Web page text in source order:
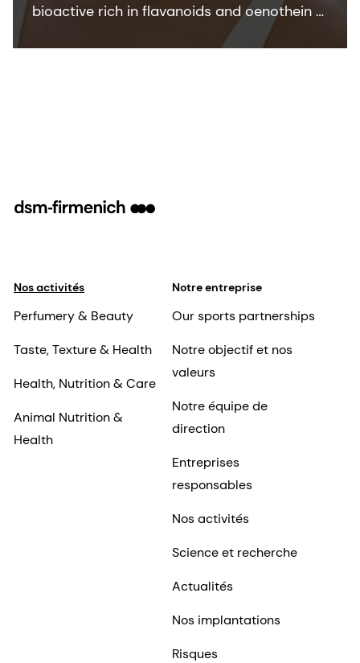
bioactive rich in flavanoids and oenothein B
- key compounds that show sebum-
Nos activités
Perfumery & Beauty
Taste, Texture & Health
Health, Nutrition & Care
Animal Nutrition &
Health
Notre entreprise
Our sports partnerships
Notre objectif et nos
valeurs
Notre équipe de
direction
Entreprises
responsables
Nos activités
Science et recherche
Actualités
Nos implantations
Risques